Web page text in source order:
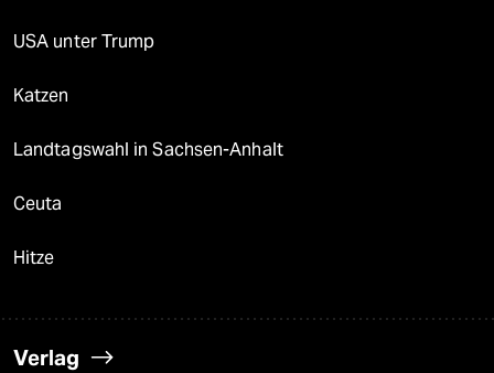
USA unter Trump
Katzen
Landtagswahl in Sachsen-Anhalt
Ceuta
Hitze
Verlag